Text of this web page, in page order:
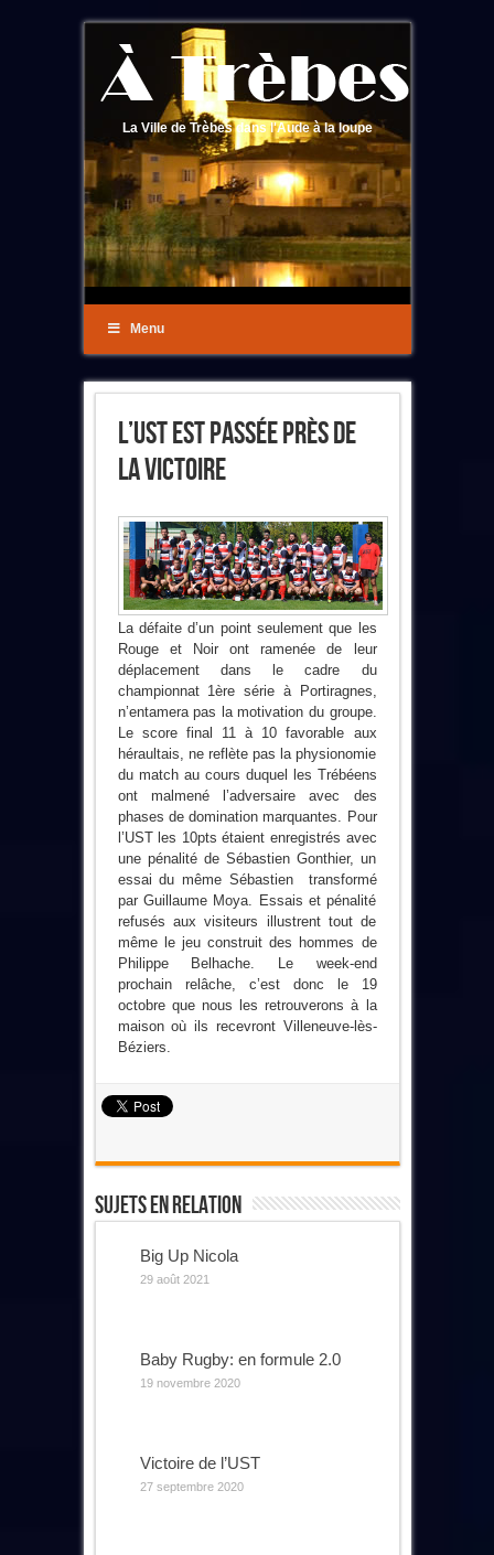
La Ville de Trèbes dans l'Aude à la loupe
Menu
L’UST Est Passée Près De
La Victoire
La défaite d’un point seulement que les
Rouge et Noir ont ramenée de leur
déplacement dans le cadre du
championnat 1ère série à Portiragnes,
n’entamera pas la motivation du groupe.
Le score final 11 à 10 favorable aux
héraultais, ne reflète pas la physionomie
du match au cours duquel les Trébéens
ont malmené l’adversaire avec des
phases de domination marquantes. Pour
l’UST les 10pts étaient enregistrés avec
une pénalité de Sébastien Gonthier, un
essai du même Sébastien transformé
par Guillaume Moya. Essais et pénalité
refusés aux visiteurs illustrent tout de
même le jeu construit des hommes de
Philippe Belhache. Le week-end
prochain relâche, c’est donc le 19
octobre que nous les retrouverons à la
maison où ils recevront Villeneuve-lès-
Béziers.
Sujets En Relation
Big Up Nicola
29 août 2021
Baby Rugby: en formule 2.0
19 novembre 2020
Victoire de l’UST
27 septembre 2020